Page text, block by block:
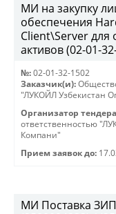
МИ на закупку
обеспечения
Client\Server для
активов (02-01-
№: 02-01-32-1502
Заказчик(и):
"ЛУКОЙЛ Узбекистан
Организатор
ответственностью
Компани"
Прием заявок до:
МИ Поставка